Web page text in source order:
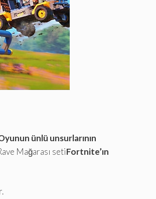
ünlü unsurlarının
Mağarası setiFortnite’ın